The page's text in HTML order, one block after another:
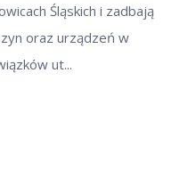
Śląskich i zadbają
oraz urządzeń w
ut...